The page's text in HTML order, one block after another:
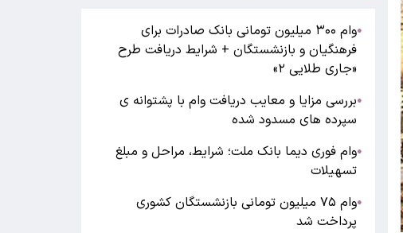
●
وام ۳۰۰ میلیون تومانی بانک صادرات برای
فرهنگیان و بازنشستگان + شرایط دریافت طرح
«جاری طلایی ۲»
●بررسی مزایا و معایب دریافت وام با پشتوانه ی
سپرده های مسدود شده
●وام فوری دیما بانک ملت؛ شرایط، مراحل و مبلغ
تسهیلات
●
وام ۷۵ میلیون تومانی بازنشستگان کشوری
پرداخت شد